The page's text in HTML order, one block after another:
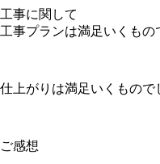
工事に関して
工事プランは満足いくもの
仕上がりは満足いくもので
ご感想